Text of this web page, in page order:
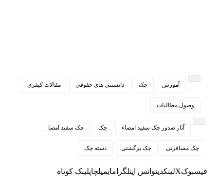
آموزش چک دانستنی های حقوقی مقالات کیفری
وصول مطالبات
آثار صدور چک سفيد امضاء چک چک سفید امضا
چک مسافرتی چک یرگشتی دسته چک
فیسبوکXلینکدینواتس اپتلگرامایمیلچاپلینک کوتاه